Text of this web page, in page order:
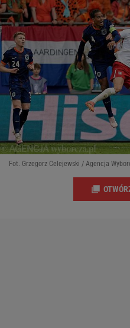
Fot. Grzegorz Celejewski / Agencja